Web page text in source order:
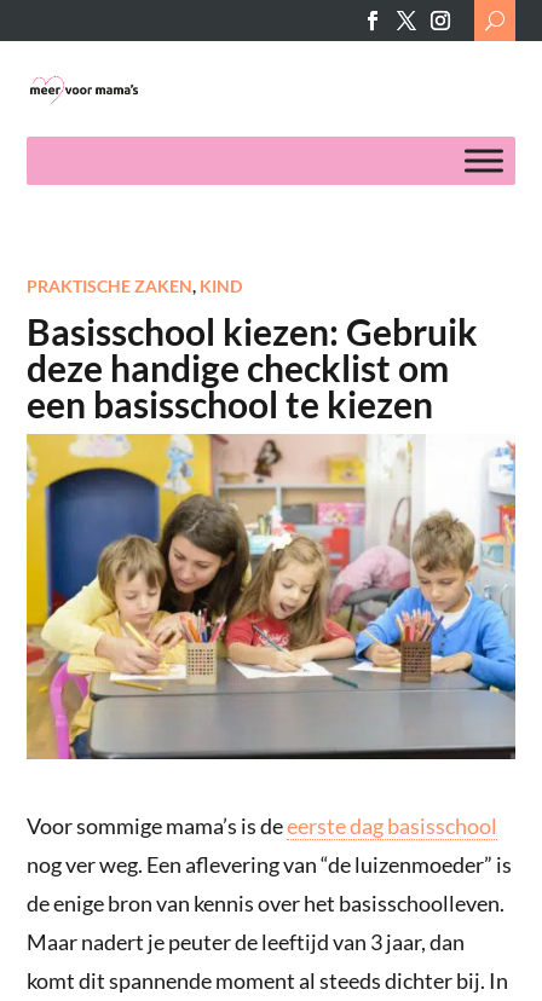
Search
for:
PRAKTISCHE ZAKEN, KIND
Basisschool kiezen: Gebruik
deze handige checklist om
een basisschool te kiezen
Voor sommige mama’s is deeerste dag basisschool
nog ver weg. Een aflevering van “de luizenmoeder” is
de enige bron van kennis over het basisschoolleven.
Maar nadert je peuter de leeftijd van 3 jaar, dan
komt dit spannende moment al steeds dichter bij. In